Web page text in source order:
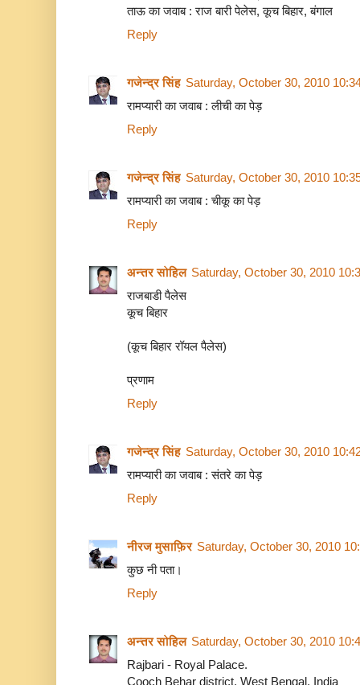
ताऊ का जवाब : राज बारी पेलेस, कूच बिहार, बंगाल
Reply
गजेन्द्र सिंह Saturday, October 30, 2010
रामप्यारी का जवाब : लीची का पेड़
Reply
गजेन्द्र सिंह Saturday, October 30, 2010
रामप्यारी का जवाब : चीकू का पेड़
Reply
अन्तर सोहिल Saturday, October 30, 2010
राजबाडी पैलेस
कूच बिहार
(कूच बिहार रॉयल पैलेस)
प्रणाम
Reply
गजेन्द्र सिंह Saturday, October 30, 2010
रामप्यारी का जवाब : संतरे का पेड़
Reply
नीरज मुसाफ़िर Saturday, October 30, 2010
कुछ नी पता।
Reply
अन्तर सोहिल Saturday, October 30, 2010
Rajbari - Royal Palace.
Cooch Behar district, West Bengal, India